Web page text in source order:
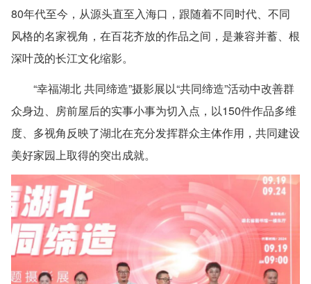
80年代至今，从源头直至入海口，跟随着不同时代、不同
风格的名家视角，在百花齐放的作品之间，是兼容并蓄、根
深叶茂的长江文化缩影。
“幸福湖北 共同缔造”摄影展以“共同缔造”活动中改善群
众身边、房前屋后的实事小事为切入点，以150件作品多维
度、多视角反映了湖北在充分发挥群众主体作用，共同建设
美好家园上取得的突出成就。